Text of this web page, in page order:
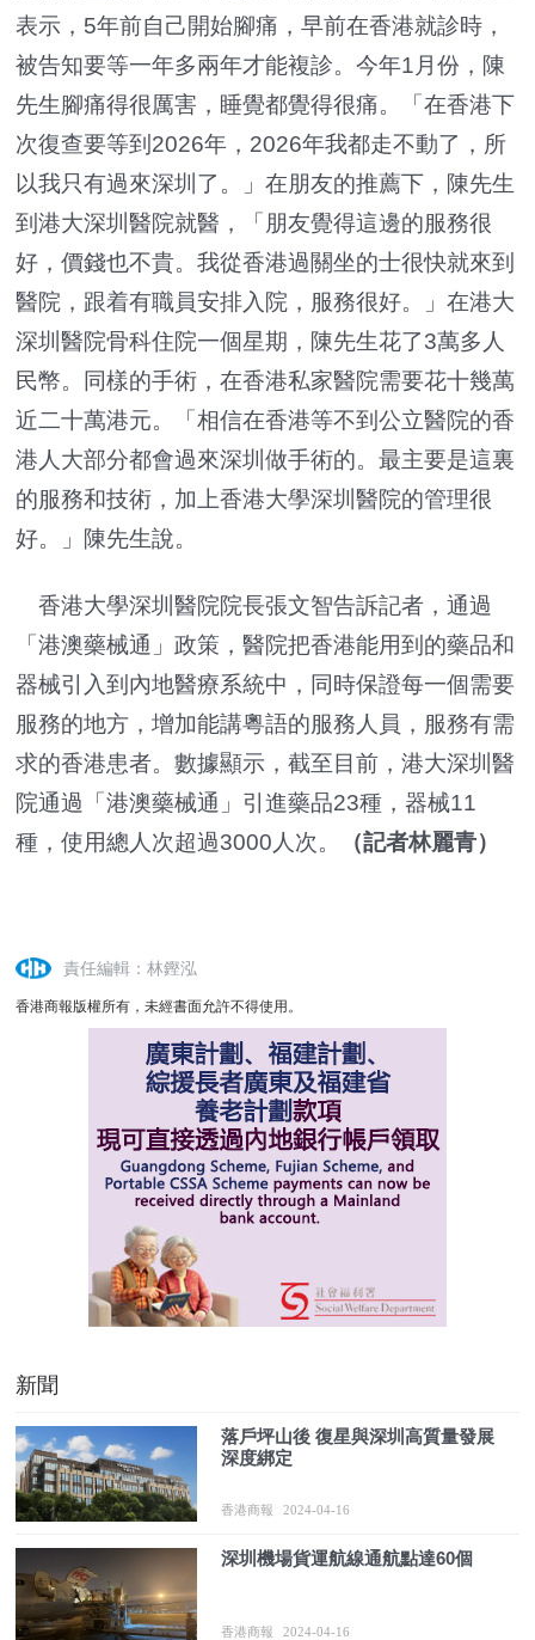
表示，5年前自己開始腳痛，早前在香港就診時，
被告知要等一年多兩年才能複診。今年1月份，陳
先生腳痛得很厲害，睡覺都覺得很痛。「在香港下
次復查要等到2026年，2026年我都走不動了，所
以我只有過來深圳了。」在朋友的推薦下，陳先生
到港大深圳醫院就醫，「朋友覺得這邊的服務很
好，價錢也不貴。我從香港過關坐的士很快就來到
醫院，跟着有職員安排入院，服務很好。」在港大
深圳醫院骨科住院一個星期，陳先生花了3萬多人
民幣。同樣的手術，在香港私家醫院需要花十幾萬
近二十萬港元。「相信在香港等不到公立醫院的香
港人大部分都會過來深圳做手術的。最主要是這裏
的服務和技術，加上香港大學深圳醫院的管理很
好。」陳先生說。
香港大學深圳醫院院長張文智告訴記者，通過
「港澳藥械通」政策，醫院把香港能用到的藥品和
器械引入到內地醫療系統中，同時保證每一個需要
服務的地方，增加能講粵語的服務人員，服務有需
求的香港患者。數據顯示，截至目前，港大深圳醫
院通過「港澳藥械通」引進藥品23種，器械11
種，使用總人次超過3000人次。
（記者林麗青）
責任編輯：林鏗泓
香港商報版權所有，未經書面允許不得使用。
新聞
落戶坪山後 復星與深圳高質量發展
深度綁定
香港商報 2024-04-16
深圳機場貨運航線通航點達60個
香港商報 2024-04-16